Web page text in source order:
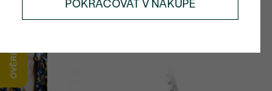
POKRAČOVAŤ V NÁKUPE